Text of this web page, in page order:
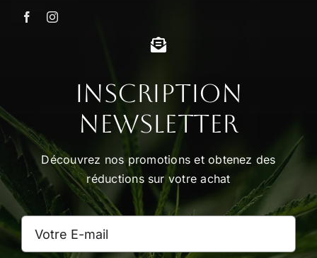
Inscription
Newsletter
Découvrez nos promotions et obtenez des
réductions sur votre achat